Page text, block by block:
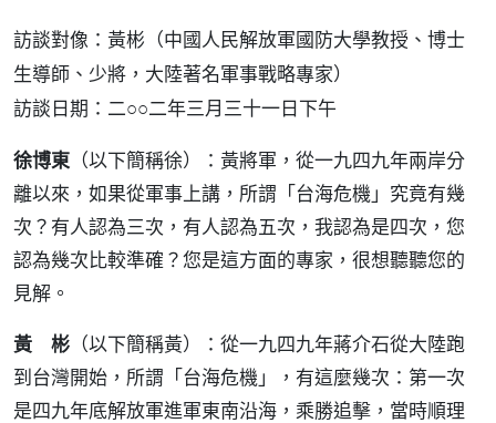
訪談對像：黃彬（中國人民解放軍國防大學教授、博士
生導師、少將，大陸著名軍事戰略專家）
訪談日期：二○○二年三月三十一日下午
徐博東 （以下簡稱徐）：黃將軍，從一九四九年兩岸分
離以來，如果從軍事上講，所謂「台海危機」究竟有幾
次？有人認為三次，有人認為五次，我認為是四次，您
認為幾次比較準確？您是這方面的專家，很想聽聽您的
見解。
黃 彬 （以下簡稱黃）：從一九四九年蔣介石從大陸跑
到台灣開始，所謂「台海危機」，有這麼幾次：第一次
是四九年底解放軍進軍東南沿海，乘勝追擊，當時順理